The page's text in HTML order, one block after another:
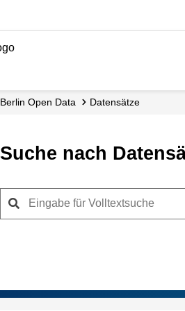
Berlin Open Data Datensätze
Suche nach